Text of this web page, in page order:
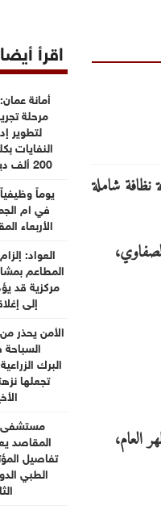
العام،
اقرأ أيضا